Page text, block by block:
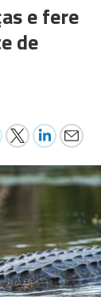
e fere
de